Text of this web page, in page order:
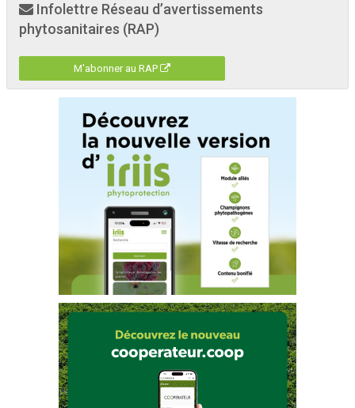
Infolettre Réseau d’avertissements
phytosanitaires (RAP)
M'abonner au RAP